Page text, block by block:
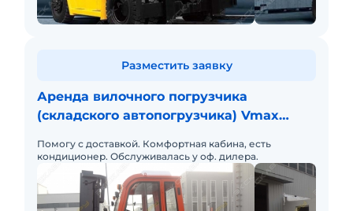
Аренда вилочного погрузчика
(складского автопогрузчика) Vmax
Помогу с доставкой. Комфортная кабина, есть
кондиционер. Обслуживалась у оф. дилера.
Разместить заявку